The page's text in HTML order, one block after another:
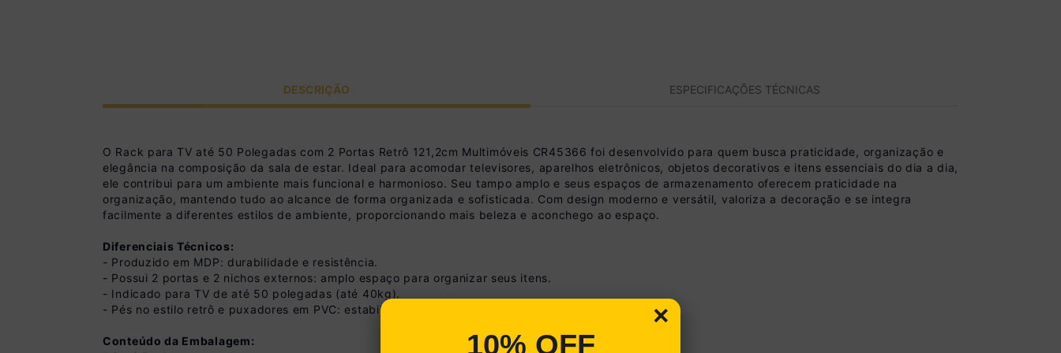
DESCRIÇÃO ESPECIFICAÇÕES TÉCNICAS
O Rack para TV até 50 Polegadas com 2 Portas Retrô 121,2cm Multimóveis CR45366 foi desenvolvido para quem busca praticidade, organização e
elegância na composição da sala de estar. Ideal para acomodar televisores, aparelhos eletrônicos, objetos decorativos e itens essenciais do dia a dia,
ele contribui para um ambiente mais funcional e harmonioso. Seu tampo amplo e seus espaços de armazenamento oferecem praticidade na
organização, mantendo tudo ao alcance de forma organizada e sofisticada. Com design moderno e versátil, valoriza a decoração e se integra
facilmente a diferentes estilos de ambiente, proporcionando mais beleza e aconchego ao espaço.
Diferenciais Técnicos:
- Produzido em MDP: durabilidade e resistência.
- Possui 2 portas e 2 nichos externos: amplo espaço para organizar seus itens.
- Indicado para TV de até 50 polegadas (até 40kg).
- Pés no estilo retrô e puxadores em PVC: estabilidade e visual elegante.
Conteúdo da Embalagem:
×
10% OFF